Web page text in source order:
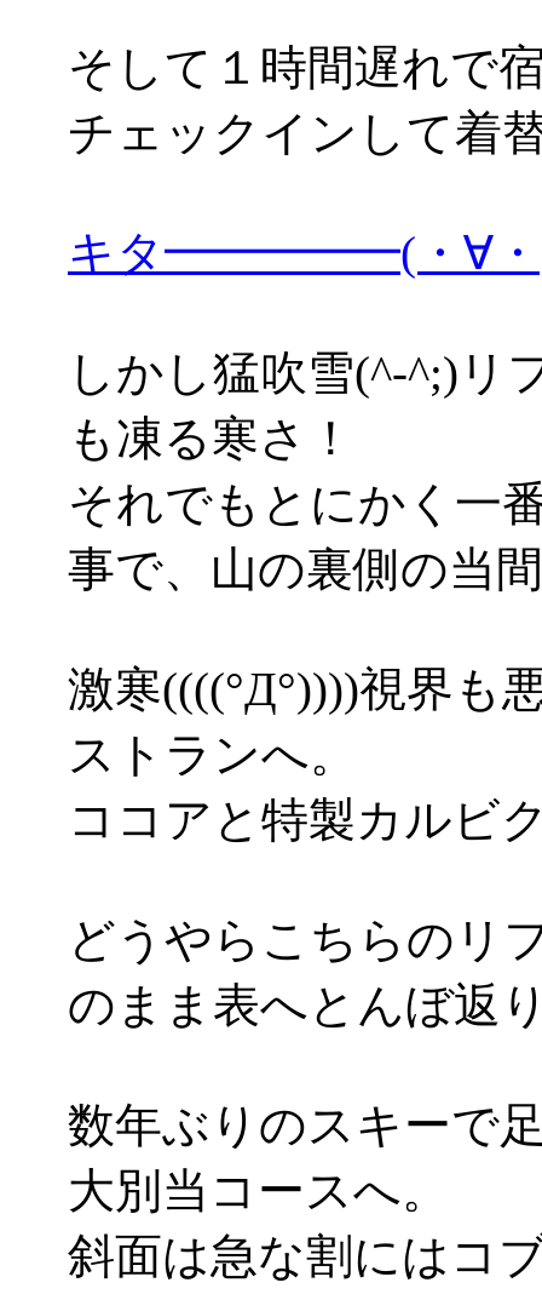
そして１時間遅れで
チェックインして着
キタ━━━━━(・∀
しかし猛吹雪(^-^;)リ
も凍る寒さ！
それでもとにかく一
事で、山の裏側の当
激寒((((°Д°))))視界も
ストランへ。
ココアと特製カルビ
どうやらこちらのリ
のまま表へとんぼ返
数年ぶりのスキーで
大別当コースへ。
斜面は急な割にはコ